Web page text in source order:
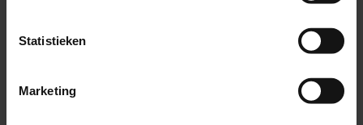
Statistieken
Marketing
Het project
is onderdeel van